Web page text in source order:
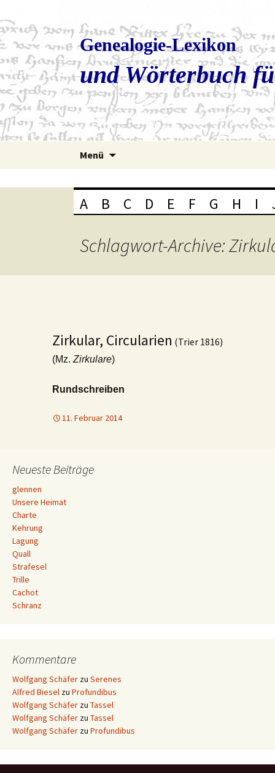
Genealogie-Lexikon
und Wörterbuch
Menü
A B C D E F G H I
Schlagwort-Archive:
Zirkular, Circularien (Trier 1816)
(Mz. Zirkulare)
Rundschreiben
11. Februar 2014
Neueste Beiträge
glennen
Unsere Heimat
Charte
Kehrung
Lagung
Quall
Strafesel
Trille
Cachot
Schranz
Kommentare
Wolfgang Schäfer zu Serenes
Alfred Biesel zu Profundibus
Wolfgang Schäfer zu Tassel
Wolfgang Schäfer zu Tassel
Wolfgang Schäfer zu Profundibus